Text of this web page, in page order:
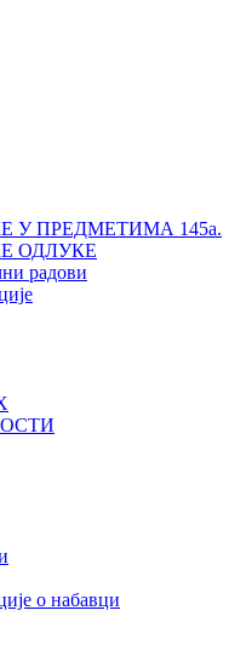
У ПРЕДМЕТИМА 145а.
ОДЛУКЕ
радови
о набавци